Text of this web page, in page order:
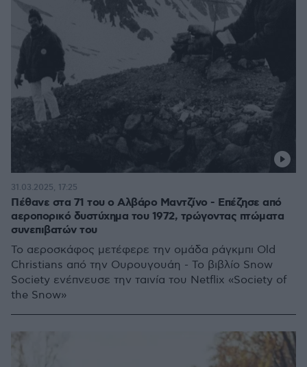
Πέθανε στα 71 του ο Αλβάρο Μαντζίνο - Επέζησε από
αεροπορικό δυστύχημα του 1972, τρώγοντας πτώματα
συνεπιβατών του
Το αεροσκάφος μετέφερε την ομάδα ράγκμπι Old
Christians από την Ουρουγουάη - To βιβλίο Snow
Society ενέπνευσε την ταινία του Netflix «Society of
the Snow»
31.03.2025, 17:25